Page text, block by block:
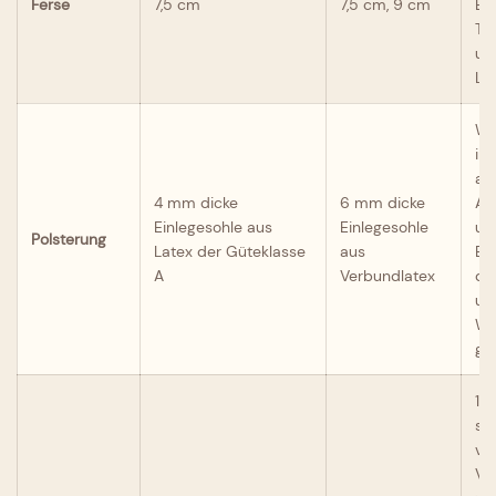
Ferse 7,5 cm 7,5 cm, 9 cm
Polsterung
4 mm dicke
Einlegesohle aus
Latex der Güteklasse
A
6 mm dicke
Einlegesohle
aus
Verbundlatex
in
1.